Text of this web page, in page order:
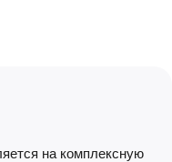
на комплексную